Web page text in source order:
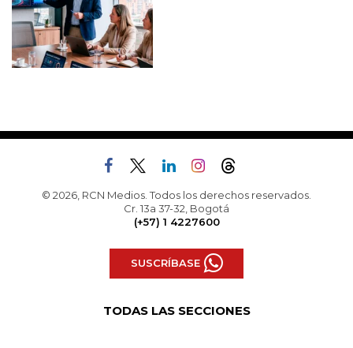
© 2026, RCN Medios. Todos los derechos reservados.
Cr. 13a 37-32, Bogotá
(+57) 1 4227600
SUSCRÍBASE
TODAS LAS SECCIONES